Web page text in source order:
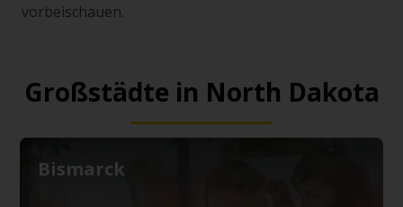
vorbeischauen.
Großstädte in North Dakota
Bismarck